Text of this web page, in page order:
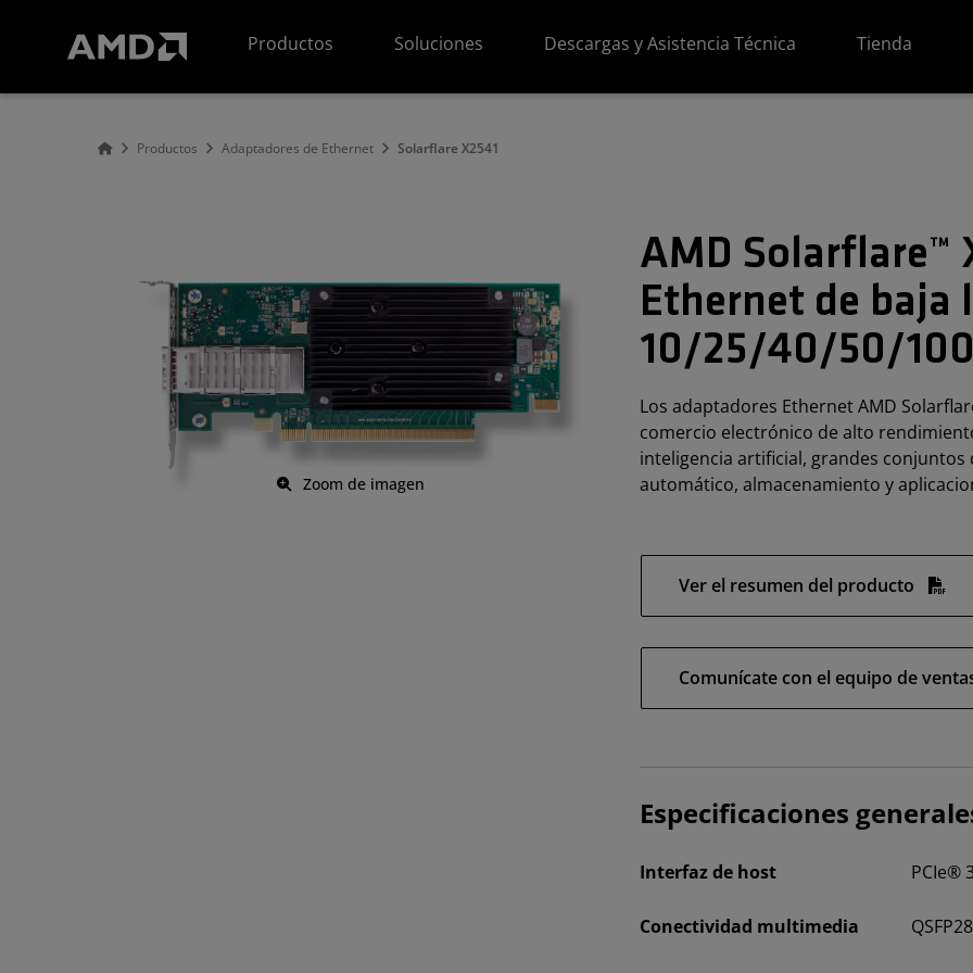
Productos
Soluciones Descargas y Asistencia Técnica Tienda
Productos Adaptadores de Ethernet Solarflare X2541
Zoom de imagen
AMD Solarflare™
Ethernet de baja
10/25/40/50/100
Los adaptadores Ethernet AMD
comercio electrónico de alto
inteligencia artificial, grandes conjuntos
automático, almacenamiento y
Ver el resumen del producto
Comunícate con el equipo de
Especificaciones
Interfaz de host PCIe®
Conectividad multimedia QSFP28